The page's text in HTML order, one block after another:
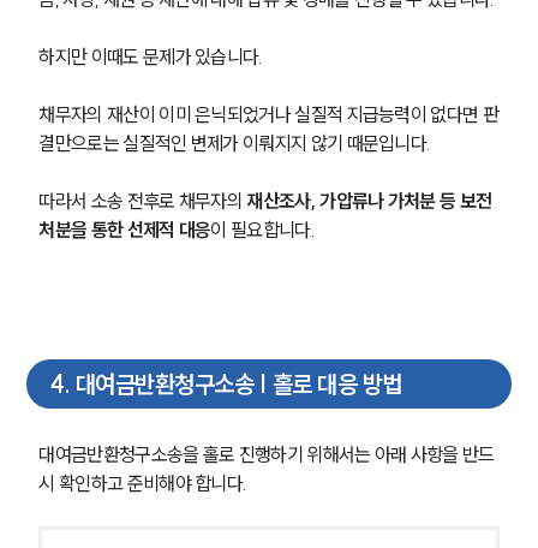
하지만 이때도 문제가 있습니다.
채무자의 재산이 이미 은닉되었거나 실질적 지급능력이 없다면 판
결만으로는 실질적인 변제가 이뤄지지 않기 때문입니다.
따라서 소송 전후로 채무자의 재산조사, 가압류나 가처분 등 보전
처분을 통한 선제적 대응이 필요합니다.
4. 대여금반환청구소송 | 홀로 대응 방법
대여금반환청구소송을 홀로 진행하기 위해서는 아래 사항을 반드
시 확인하고 준비해야 합니다.